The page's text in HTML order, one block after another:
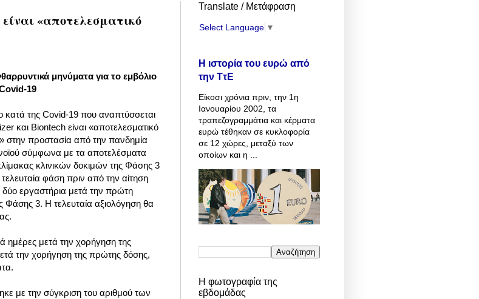
«αποτελεσματικό
μηνύματα για το εμβόλιο
19
κατά της Covid-19 που αναπτύσσεται
και Biontech είναι «αποτελεσματικό
στην προστασία από την πανδημία
σύμφωνα με τα αποτελέσματα
κλινικών δοκιμών της Φάσης 3
τελευταία φάση πριν από την αίτηση
εργαστήρια μετά την πρώτη
3. Η τελευταία αξιολόγηση θα
ημέρες μετά την χορήγηση της
την χορήγηση της πρώτης δόσης,
με την σύγκριση του αριθμού των
Translate / Μετάφραση
Select Language ▼
Η ιστορία του ευρώ από
την ΤτΕ
Είκοσι χρόνια πριν, την 1η
Ιανουαρίου 2002, τα
τραπεζογραμμάτια και κέρματα
ευρώ τέθηκαν σε κυκλοφορία
σε 12 χώρες, μεταξύ των
οποίων και η ...
Η φωτογραφία της
εβδομάδας